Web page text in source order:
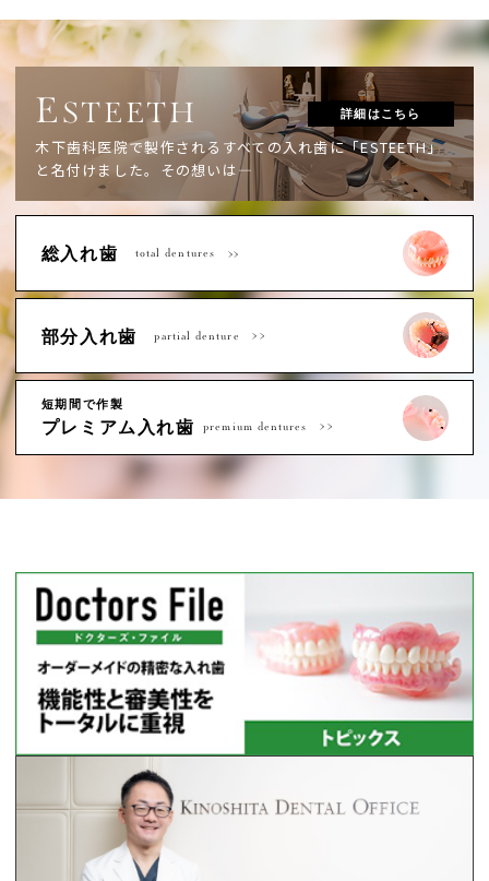
E STEETH
木下歯科医院で製作されるすべての入れ歯に「ESTEETH」
と名付けました。 その想いは―
詳細はこちら
総入れ歯 total dentures
部分入れ歯 partial denture
短期間で作製
プレミアム入れ歯 premium dentures